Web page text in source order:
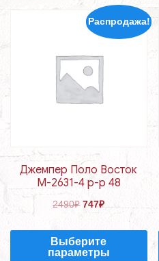
Распродажа!
Джемпер Поло Восток
М-2631-4 р-р 48
2490₽ 747₽
Выберите
параметры